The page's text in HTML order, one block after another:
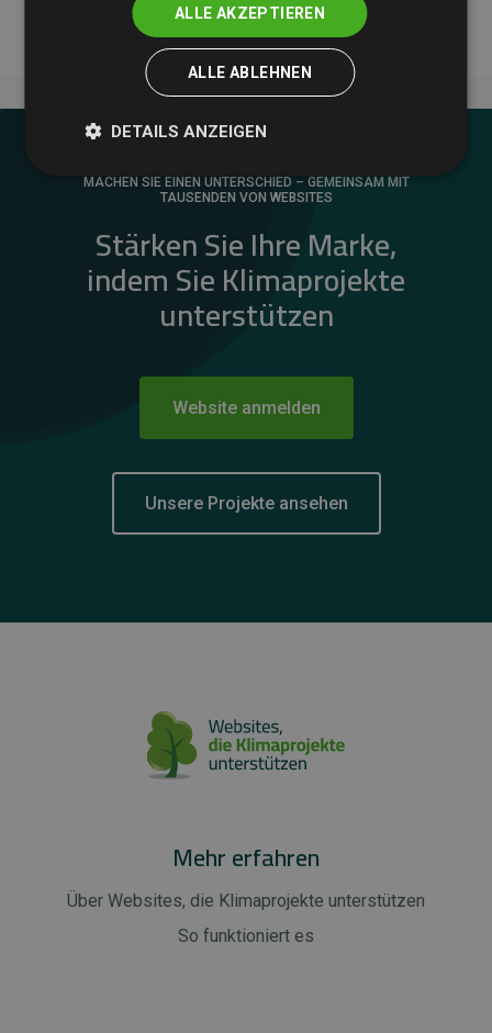
MACHEN SIE EINEN UNTERSCHIED – GEMEINSAM MIT
TAUSENDEN VON WEBSITES
Stärken Sie Ihre Marke,
indem Sie Klimaprojekte
unterstützen
Website anmelden
Unsere Projekte ansehen
Mehr erfahren
Über Websites, die Klimaprojekte unterstützen
So funktioniert es
ALLE AKZEPTIEREN
ALLE ABLEHNEN
DETAILS ANZEIGEN